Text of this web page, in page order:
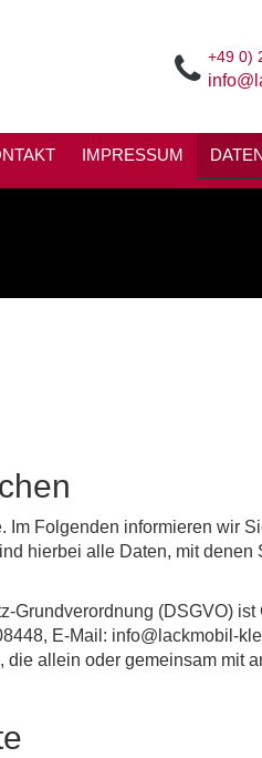
+49 0)
IMPRESSUM
Folgenden informieren wir
hierbei alle Daten, mit
(DSGVO) ist
E-Mail: info@lackmobil-
allein oder gemeinsam mit